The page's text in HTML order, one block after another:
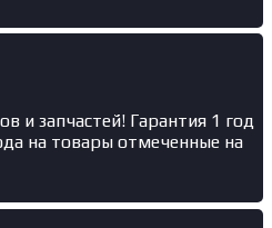
и запчастей! Гарантия 1 год
на товары отмеченные на